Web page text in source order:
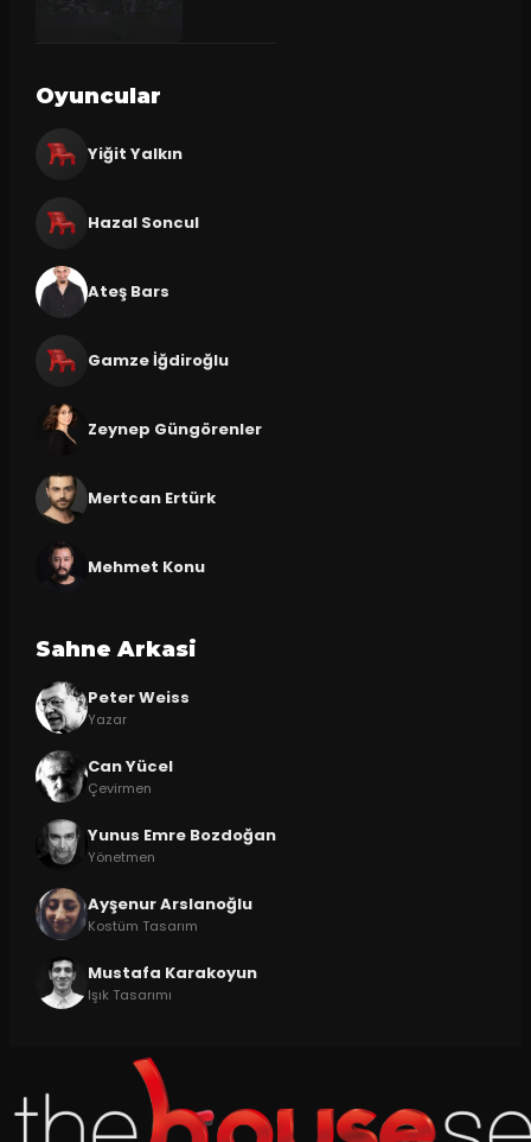
Oyuncular
Yiğit Yalkın
Hazal Soncul
Ateş Bars
Gamze İğdiroğlu
Zeynep Güngörenler
Mertcan Ertürk
Mehmet Konu
Sahne Arkasi
Peter Weiss
Yazar
Can Yücel
Çevirmen
Yunus Emre Bozdoğan
Yönetmen
Ayşenur Arslanoğlu
Kostüm Tasarım
Mustafa Karakoyun
Işık Tasarımı